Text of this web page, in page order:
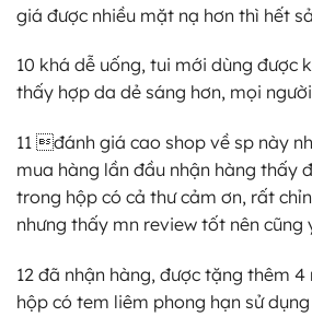
giá được nhiều mặt nạ hơn thì hết
10 khá dễ uống, tui mới dùng được
thấy hợp da dẻ sáng hơn, mọi
11 đánh giá cao shop về sp này
mua hàng lần đầu nhận hàng thấy
trong hộp có cả thư cảm ơn, rất
nhưng thấy mn review tốt nên cũng
12 đã nhận hàng, được tặng thêm
hộp có tem liêm phong hạn sử